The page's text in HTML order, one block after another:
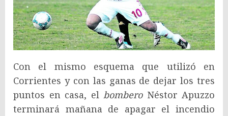
Con el mismo esquema que utilizó en
Corrientes y con las ganas de dejar los tres
puntos en casa, el bomberoNéstor Apuzzo
terminará mañana de apagar el incendio